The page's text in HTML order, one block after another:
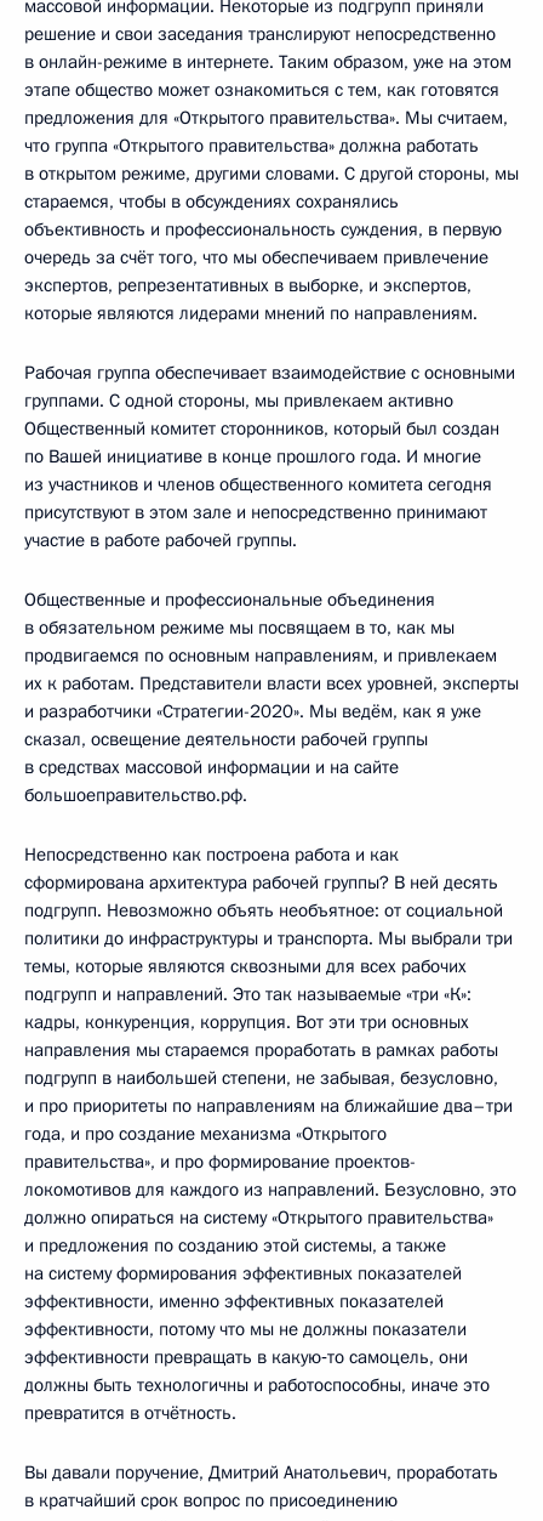
массовой информации. Некоторые из подгрупп приняли
решение и свои заседания транслируют непосредственно
в онлайн-режиме в интернете. Таким образом, уже на этом
этапе общество может ознакомиться с тем, как готовятся
предложения для «Открытого правительства». Мы считаем,
что группа «Открытого правительства» должна работать
в открытом режиме, другими словами. С другой стороны, мы
стараемся, чтобы в обсуждениях сохранялись
объективность и профессиональность суждения, в первую
очередь за счёт того, что мы обеспечиваем привлечение
экспертов, репрезентативных в выборке, и экспертов,
которые являются лидерами мнений по направлениям.
Рабочая группа обеспечивает взаимодействие с основными
группами. С одной стороны, мы привлекаем активно
Общественный комитет сторонников, который был создан
по Вашей инициативе в конце прошлого года. И многие
из участников и членов общественного комитета сегодня
присутствуют в этом зале и непосредственно принимают
участие в работе рабочей группы.
Общественные и профессиональные объединения
в обязательном режиме мы посвящаем в то, как мы
продвигаемся по основным направлениям, и привлекаем
их к работам. Представители власти всех уровней, эксперты
и разработчики «Стратегии-2020». Мы ведём, как я уже
сказал, освещение деятельности рабочей группы
в средствах массовой информации и на сайте
большоеправительство.рф.
Непосредственно как построена работа и как
сформирована архитектура рабочей группы? В ней десять
подгрупп. Невозможно объять необъятное: от социальной
политики до инфраструктуры и транспорта. Мы выбрали три
темы, которые являются сквозными для всех рабочих
подгрупп и направлений. Это так называемые «три «К»:
кадры, конкуренция, коррупция. Вот эти три основных
направления мы стараемся проработать в рамках работы
подгрупп в наибольшей степени, не забывая, безусловно,
и про приоритеты по направлениям на ближайшие два–три
года, и про создание механизма «Открытого
правительства», и про формирование проектов-
локомотивов для каждого из направлений. Безусловно, это
должно опираться на систему «Открытого правительства»
и предложения по созданию этой системы, а также
на систему формирования эффективных показателей
эффективности, именно эффективных показателей
эффективности, потому что мы не должны показатели
эффективности превращать в какую‑то самоцель, они
должны быть технологичны и работоспособны, иначе это
превратится в отчётность.
Вы давали поручение, Дмитрий Анатольевич, проработать
в кратчайший срок вопрос по присоединению